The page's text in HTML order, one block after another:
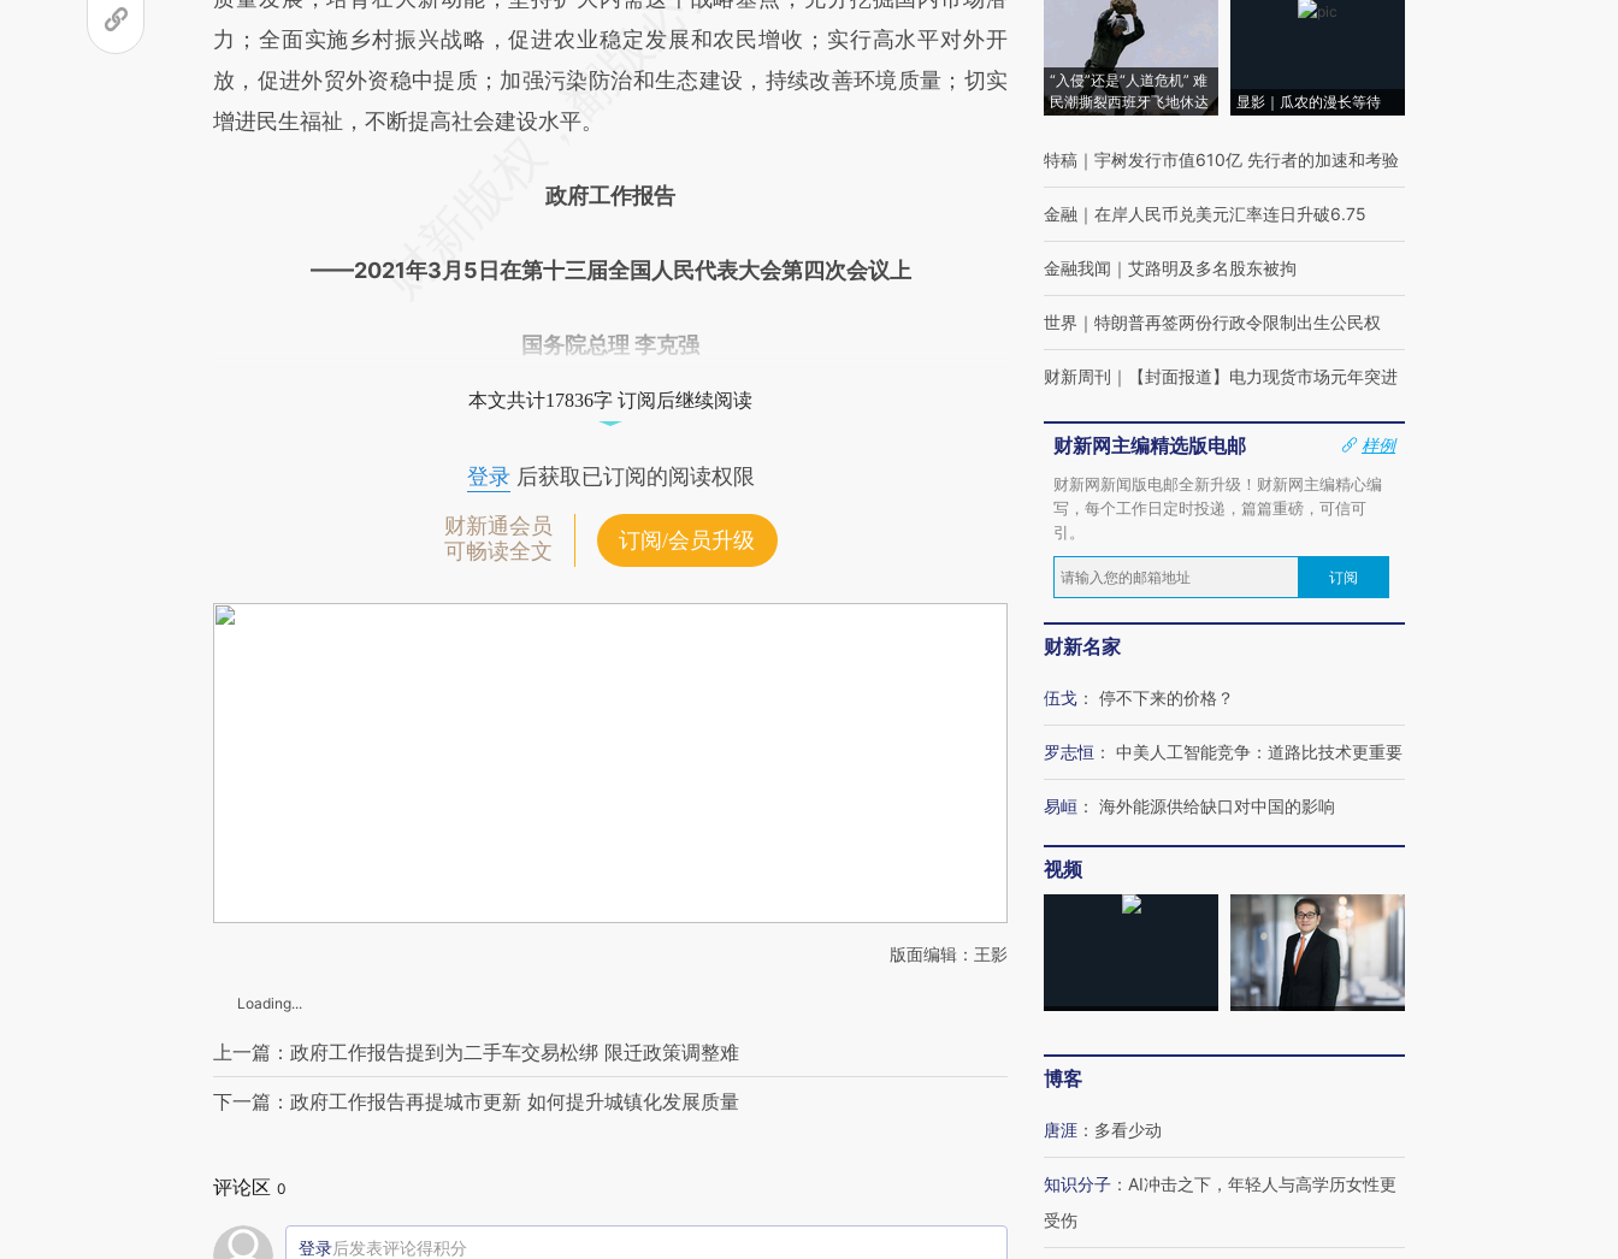
力；全面实施乡村振兴战略，促进农业稳定发展和农民增收；实行高水平对外开
放，促进外贸外资稳中提质；加强污染防治和生态建设，持续改善环境质量；切实
增进民生福祉，不断提高社会建设水平。
政府工作报告
——2021年3月5日在第十三届全国人民代表大会第四次会议上
国务院总理 李克强
本文共计17836字 订阅后继续阅读
登录后获取已订阅的阅读权限
财新通会员
可畅读全文
订阅/会员升级
版面编辑：王影
Loading...
上一篇：政府工作报告提到为二手车交易松绑 限迁政策调整难
下一篇：政府工作报告再提城市更新 如何提升城镇化发展质量
评论区 0
登录后发表评论得积分
“入侵”还是“人道危机” 难
民潮撕裂西班牙飞地休达
显影｜瓜农的漫长等待
特稿 ｜ 宇树发行市值610亿 先行者的加速和考验
金融 ｜ 在岸人民币兑美元汇率连日升破6.75
金融我闻 ｜ 艾路明及多名股东被拘
世界 ｜ 特朗普再签两份行政令限制出生公民权
财新周刊 ｜ 【封面报道】电力现货市场元年突进
财新网主编精选版电邮
样例
财新网新闻版电邮全新升级！财新网主编精心编
写，每个工作日定时投递，篇篇重磅，可信可
引。
订阅
财新名家
伍戈 ： 停不下来的价格？
罗志恒 ： 中美人工智能竞争：道路比技术更重要
易峘 ： 海外能源供给缺口对中国的影响
视频
博客
唐涯 ： 多看少动
知识分子 ： AI冲击之下，年轻人与高学历女性更
受伤